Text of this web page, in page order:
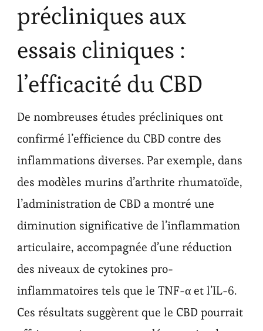
précliniques aux
essais cliniques :
l’efficacité du CBD
De nombreuses études précliniques ont
confirmé l’efficience du CBD contre des
inflammations diverses. Par exemple, dans
des modèles murins d’arthrite rhumatoïde,
l’administration de CBD a montré une
diminution significative de l’inflammation
articulaire, accompagnée d’une réduction
des niveaux de cytokines pro-
inflammatoires tels que le TNF-α et l’IL-6.
Ces résultats suggèrent que le CBD pourrait